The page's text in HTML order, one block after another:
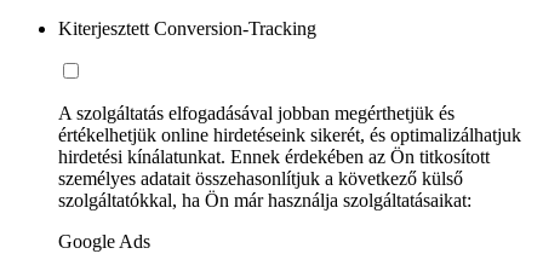
Kiterjesztett Conversion-Tracking
A szolgáltatás elfogadásával jobban megérthetjük és
értékelhetjük online hirdetéseink sikerét, és optimalizálhatjuk
hirdetési kínálatunkat. Ennek érdekében az Ön titkosított
személyes adatait összehasonlítjuk a következő külső
szolgáltatókkal, ha Ön már használja szolgáltatásaikat:
Google Ads